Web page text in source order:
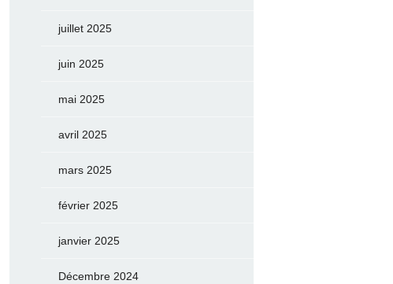
juillet 2025
juin 2025
mai 2025
avril 2025
mars 2025
février 2025
janvier 2025
Décembre 2024